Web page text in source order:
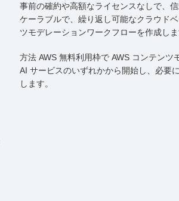
事前の確約や高額なライセンスなしで、
ケーラブルで、繰り返し可能なクラウド
ツモデレーションワークフローを作成しま
方法 AWS 無料利用枠で AWS コンテンツ
AI サービスのいずれかから開始し、必要
します。